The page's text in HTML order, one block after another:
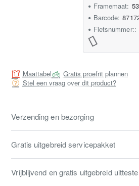
Framemaat:
Barcode:
Fietsnummer::
Maattabel
Gratis proefrit plannen
Stel een vraag over dit product?
Verzending en bezorging
Gratis uitgebreid servicepakket
Vrijblijvend en gratis uitgebreid